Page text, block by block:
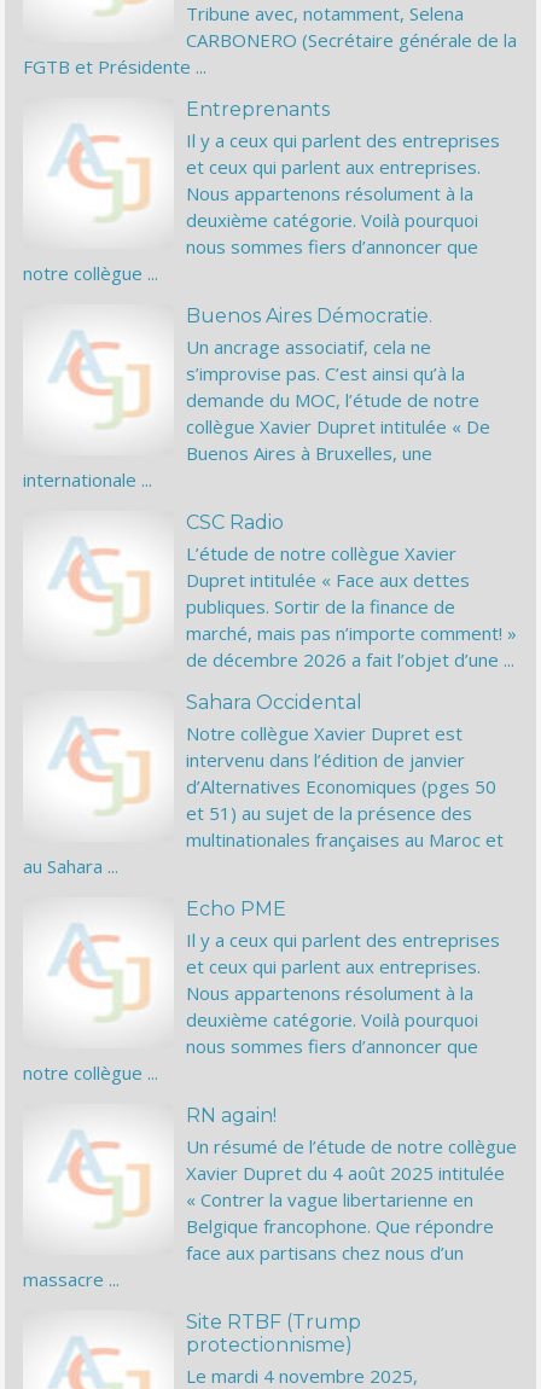
Tribune avec, notamment, Selena
CARBONERO (Secrétaire générale de la
FGTB et Présidente ...
Entreprenants
Il y a ceux qui parlent des entreprises
et ceux qui parlent aux entreprises.
Nous appartenons résolument à la
deuxième catégorie. Voilà pourquoi
nous sommes fiers d’annoncer que
notre collègue ...
Buenos Aires Démocratie.
Un ancrage associatif, cela ne
s’improvise pas. C’est ainsi qu’à la
demande du MOC, l’étude de notre
collègue Xavier Dupret intitulée « De
Buenos Aires à Bruxelles, une
internationale ...
CSC Radio
L’étude de notre collègue Xavier
Dupret intitulée « Face aux dettes
publiques. Sortir de la finance de
marché, mais pas n’importe comment! »
de décembre 2026 a fait l’objet d’une ...
Sahara Occidental
Notre collègue Xavier Dupret est
intervenu dans l’édition de janvier
d’Alternatives Economiques (pges 50
et 51) au sujet de la présence des
multinationales françaises au Maroc et
au Sahara ...
Echo PME
Il y a ceux qui parlent des entreprises
et ceux qui parlent aux entreprises.
Nous appartenons résolument à la
deuxième catégorie. Voilà pourquoi
nous sommes fiers d’annoncer que
notre collègue ...
RN again!
Un résumé de l’étude de notre collègue
Xavier Dupret du 4 août 2025 intitulée
« Contrer la vague libertarienne en
Belgique francophone. Que répondre
face aux partisans chez nous d’un
massacre ...
Site RTBF (Trump
protectionnisme)
Le mardi 4 novembre 2025,